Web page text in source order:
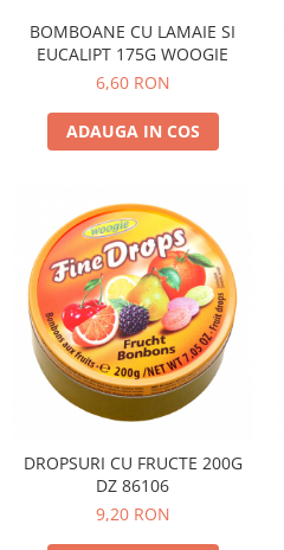
BOMBOANE CU LAMAIE SI
EUCALIPT 175G WOOGIE
6,60 RON
ADAUGA IN COS
DROPSURI CU FRUCTE 200G
DZ 86106
9,20 RON